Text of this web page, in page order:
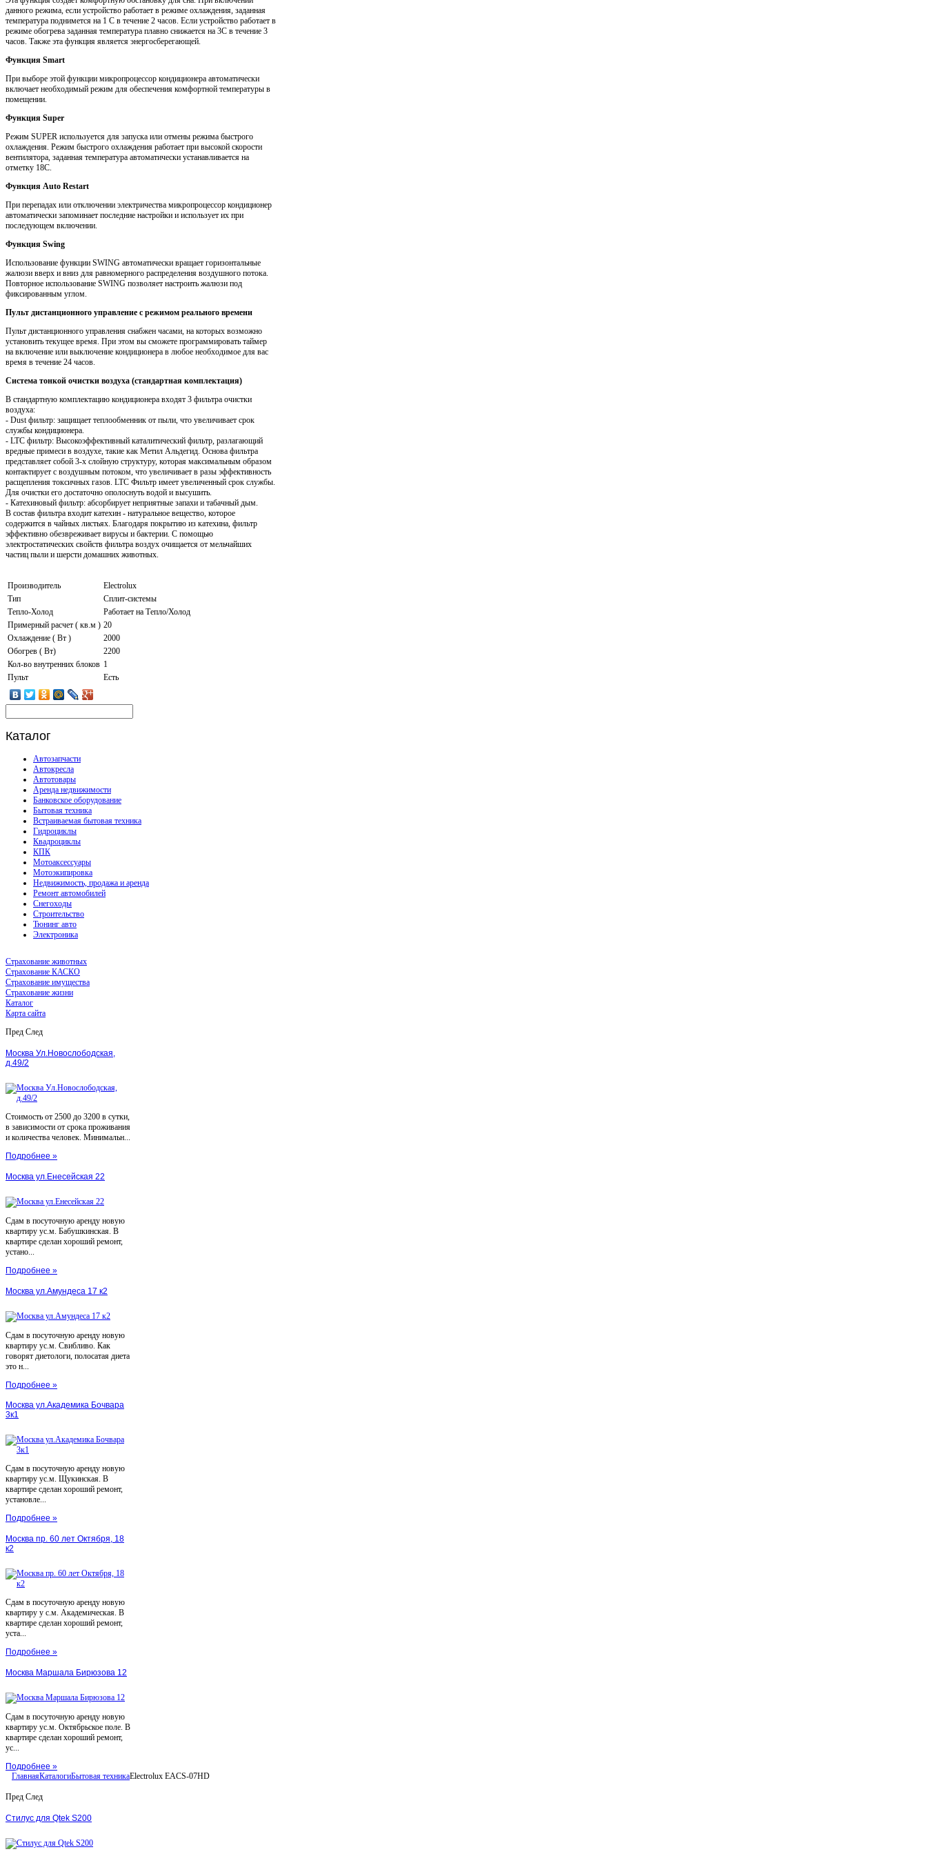
данного режима, если устройство работает в режиме охлаждения, заданная
температура поднимется на 1 С в течение 2 часов. Если устройство работает в
режиме обогрева заданная температура плавно снижается на 3С в течение 3
часов. Также эта функция является энергосберегающей.
Функция Smart
При выборе этой функции микропроцессор кондиционера автоматически
включает необходимый режим для обеспечения комфортной температуры в
помещении.
Функция Super
Режим SUPER используется для запуска или отмены режима быстрого
охлаждения. Режим быстрого охлаждения работает при высокой скорости
вентилятора, заданная температура автоматически устанавливается на
отметку 18С.
Функция Auto Restart
При перепадах или отключении электричества микропроцессор кондиционер
автоматически запоминает последние настройки и использует их при
последующем включении.
Функция Swing
Использование функции SWING автоматически вращает горизонтальные
жалюзи вверх и вниз для равномерного распределения воздушного потока.
Повторное использование SWING позволяет настроить жалюзи под
фиксированным углом.
Пульт дистанционного управление с режимом реального времени
Пульт дистанционного управления снабжен часами, на которых возможно
установить текущее время. При этом вы сможете программировать таймер
на включение или выключение кондиционера в любое необходимое для вас
время в течение 24 часов.
Система тонкой очистки воздуха (стандартная комплектация)
В стандартную комплектацию кондиционера входят 3 фильтра очистки
воздуха:
- Dust фильтр: защищает теплообменник от пыли, что увеличивает срок
службы кондиционера.
- LTC фильтр: Высокоэффективный каталитический фильтр, разлагающий
вредные примеси в воздухе, такие как Метил Альдегид. Основа фильтра
представляет собой 3-х слойную структуру, которая максимальным образом
контактирует с воздушным потоком, что увеличивает в разы эффективность
расщепления токсичных газов. LTC Фильтр имеет увеличенный срок службы.
Для очистки его достаточно ополоснуть водой и высушить.
- Катехиновый фильтр: абсорбирует неприятные запахи и табачный дым.
В состав фильтра входит катехин - натуральное вещество, которое
содержится в чайных листьях. Благодаря покрытию из катехина, фильтр
эффективно обезвреживает вирусы и бактерии. С помощью
электростатических свойств фильтра воздух очищается от мельчайших
частиц пыли и шерсти домашних животных.
Производитель
Electrolux
Тип
Сплит-системы
Тепло-Холод
Работает на Тепло/Холод
Примерный расчет ( кв.м ) 20
Охлаждение ( Вт )
2000
Обогрев ( Вт)
2200
Кол-во внутренних блоков 1
Пульт
Есть
Каталог
Автозапчасти
Автокресла
Автотовары
Аренда недвижимости
Банковское оборудование
Бытовая техника
Встраиваемая бытовая техника
Гидроциклы
Квадроциклы
КПК
Мотоаксессуары
Мотоэкипировка
Недвижимость, продажа и аренда
Ремонт автомобилей
Снегоходы
Строительство
Тюнинг авто
Электроника
Страхование животных
Страхование КАСКО
Страхование имущества
Страхование жизни
Каталог
Карта сайта
Пред След
Москва Ул.Новослободская,
д.49/2
Стоимость от 2500 до 3200 в сутки,
в зависимости от срока проживания
и количества человек. Минимальн...
Подробнее »
Москва ул.Енесейская 22
Сдам в посуточную аренду новую
квартиру ус.м. Бабушкинская. В
квартире сделан хороший ремонт,
устано...
Подробнее »
Москва ул.Амундеса 17 к2
Сдам в посуточную аренду новую
квартиру ус.м. Свибливо. Как
говорят диетологи, полосатая диета
это н...
Подробнее »
Москва ул.Академика Бочвара
3к1
Сдам в посуточную аренду новую
квартиру ус.м. Щукинская. В
квартире сделан хороший ремонт,
установле...
Подробнее »
Москва пр. 60 лет Октября, 18
к2
Сдам в посуточную аренду новую
квартиру у с.м. Академическая. В
квартире сделан хороший ремонт,
уста...
Подробнее »
Москва Маршала Бирюзова 12
Сдам в посуточную аренду новую
квартиру ус.м. Октябрьское поле. В
квартире сделан хороший ремонт,
ус...
Подробнее »
ГлавнаяКаталогиБытовая техникаElectrolux EACS-07HD
Пред След
Стилус для Qtek S200